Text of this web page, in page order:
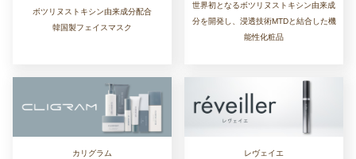
ボツリヌストキシン由来成分配合
韓国製フェイスマスク
世界初となるボツリヌストキシン由来成
分を開発し、浸透技術MTDと結合した機
能性化粧品
カリグラム レヴェイエ